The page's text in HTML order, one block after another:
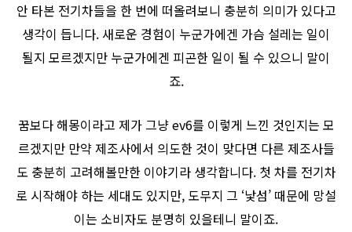
안 타본 전기차들을 한 번에 떠올려보니 충분히 의미가 있다고
생각이 듭니다. 새로운 경험이 누군가에겐 가슴 설레는 일이
될지 모르겠지만 누군가에겐 피곤한 일이 될 수 있으니 말이
죠.
꿈보다 해몽이라고 제가 그냥 ev6를 이렇게 느낀 것인지는 모
르겠지만 만약 제조사에서 의도한 것이 맞다면 다른 제조사들
도 충분히 고려해볼만한 이야기라 생각합니다. 첫 차를 전기차
로 시작해야 하는 세대도 있지만, 도무지 그 ‘낯섬’ 때문에 망설
이는 소비자도 분명히 있을테니 말이죠.